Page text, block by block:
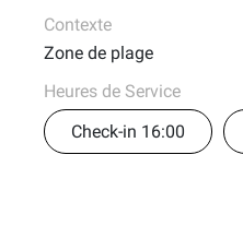
Contexte
Zone de plage
Heures de Service
Check-in 16:00